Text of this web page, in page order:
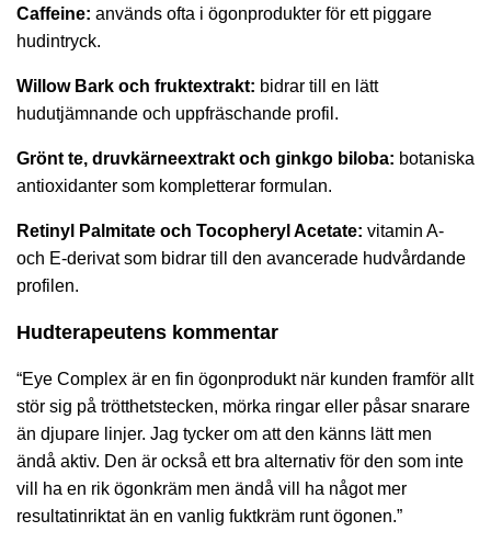
Caffeine: används ofta i ögonprodukter för ett piggare
hudintryck.
Willow Bark och fruktextrakt: bidrar till en lätt
hudutjämnande och uppfräschande profil.
Grönt te, druvkärneextrakt och ginkgo biloba: botaniska
antioxidanter som kompletterar formulan.
Retinyl Palmitate och Tocopheryl Acetate: vitamin A-
och E-derivat som bidrar till den avancerade hudvårdande
profilen.
Hudterapeutens kommentar
“Eye Complex är en fin ögonprodukt när kunden framför allt
stör sig på trötthetstecken, mörka ringar eller påsar snarare
än djupare linjer. Jag tycker om att den känns lätt men
ändå aktiv. Den är också ett bra alternativ för den som inte
vill ha en rik ögonkräm men ändå vill ha något mer
resultatinriktat än en vanlig fuktkräm runt ögonen.”